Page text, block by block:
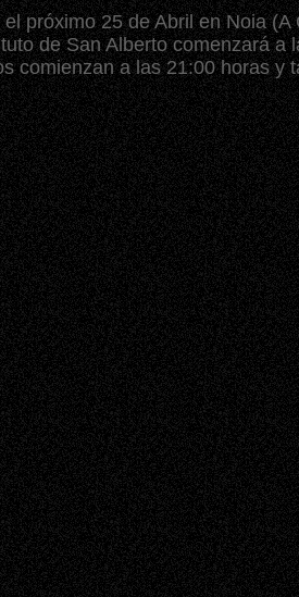
próximo 25 de Abril en Noia (A
de San Alberto comenzará a
comienzan a las 21:00 horas y